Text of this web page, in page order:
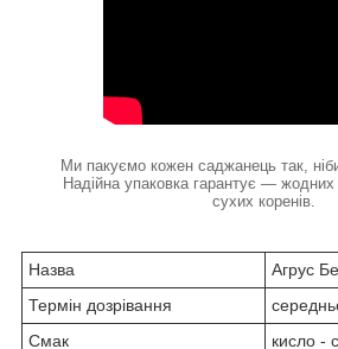
Ми пакуємо кожен саджанець так,
Надійна упаковка гарантує — жодних
сухих коренів.
Назва
Агрус
Термін дозрівання
Смак
кисло -